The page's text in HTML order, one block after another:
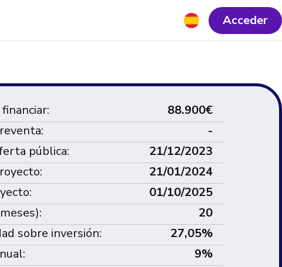
Acceder
88.900€
-
pública:
21/12/2023
21/01/2024
01/10/2025
20
sobre inversión:
27,05%
9%